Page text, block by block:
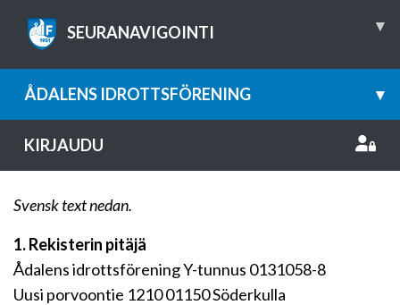
SEURANAVIGOINTI ▾
ÅDALENS IDROTTSFÖRENING ▾
KIRJAUDU
Svensk text nedan.
1. Rekisterin pitäjä
Ådalens idrottsförening Y-tunnus 0131058-8
Uusi porvoontie 1210 01150 Söderkulla